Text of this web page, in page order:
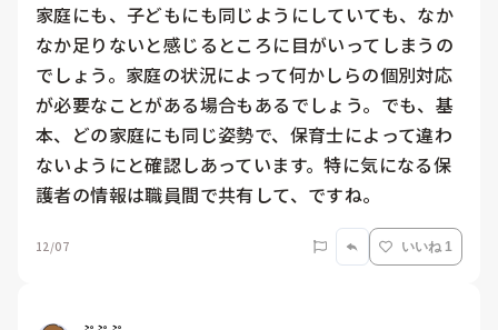
家庭にも、子どもにも同じようにしていても、なか
なか足りないと感じるところに目がいってしまうの
でしょう。家庭の状況によって何かしらの個別対応
が必要なことがある場合もあるでしょう。でも、基
本、どの家庭にも同じ姿勢で、保育士によって違わ
ないようにと確認しあっています。特に気になる保
護者の情報は職員間で共有して、ですね。
12/07 いいね 1